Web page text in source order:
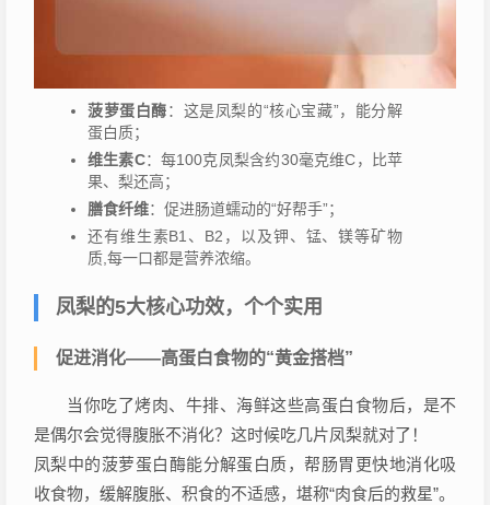
菠萝蛋白酶：这是凤梨的“核心宝藏”，能分解
蛋白质；
维生素C：每100克凤梨含约30毫克维C，比苹
果、梨还高；
膳食纤维：促进肠道蠕动的“好帮手”；
还有维生素B1、B2，以及钾、锰、镁等矿物
质,每一口都是营养浓缩。
凤梨的5大核心功效，个个实用
促进消化——高蛋白食物的“黄金搭档”
当你吃了烤肉、牛排、海鲜这些高蛋白食物后，是不
是偶尔会觉得腹胀不消化？这时候吃几片凤梨就对了！
凤梨中的菠萝蛋白酶能分解蛋白质，帮肠胃更快地消化吸
收食物，缓解腹胀、积食的不适感，堪称“肉食后的救星”。